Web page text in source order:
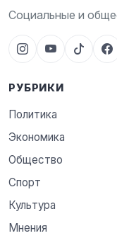
Социальные и
РУБРИКИ
Политика
Экономика
Общество
Спорт
Культура
Мнения